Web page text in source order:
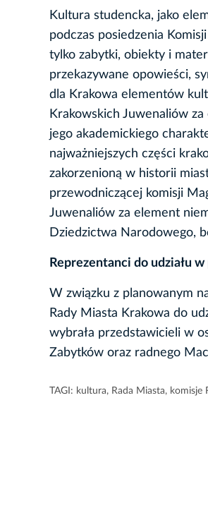
Kultura studencka, jako
podczas posiedzenia
tylko zabytki, obiekty i
przekazywane opowieści,
dla Krakowa elementów
Krakowskich Juwenaliów
jego akademickiego
najważniejszych części
zakorzenioną w historii
przewodniczącej komisji
Juwenaliów za element
Dziedzictwa Narodowego,
Reprezentanci do udziału
W związku z planowanym
Rady Miasta Krakowa do
wybrała przedstawicieli w
Zabytków oraz radnego
TAGI: kultura, Rada Miasta, komisje